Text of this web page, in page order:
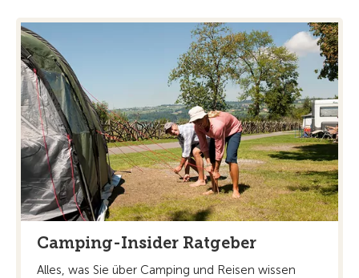
Camping-Insider Ratgeber
Alles, was Sie über Camping und Reisen wissen